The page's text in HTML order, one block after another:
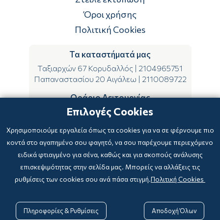
Επιστροφές
Όροι χρήσης
Πολιτική Cookies
Τα καταστήματά μας
Ταξιαρχών 67 Κορυδαλλός
2104965751
Παπαναστασίου 20 Αιγάλεω
2110089722
Ωράριο Λειτουργίας
ΔΕ-ΤΕ-ΣΑ 09:00-15:00
Επιλογές Cookies
Χρησιμοποιούμε εργαλεία όπως τα cookies για να σε φέρνουμε πιο
κοντά στο αγαπημένο σου φαγητό, να σου παρέχουμε περιεχόμενο
ειδικά φτιαγμένο για σένα, καθώς και για σκοπούς ανάλυσης
επισκεψιμότητας στην σελίδα μας. Μπορείς να αλλάξεις τις
ρυθμίσεις των cookies σου ανά πάσα στιγμή.Πολιτική Cookies
Πληροφορίες & Ρυθμίσεις Αποδοχή Όλων